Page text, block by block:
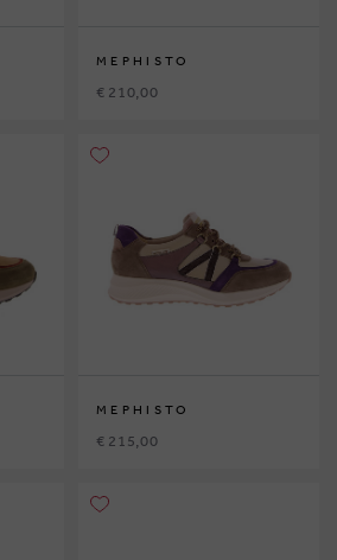
MEPHISTO
€ 210,00
MEPHISTO
€ 215,00